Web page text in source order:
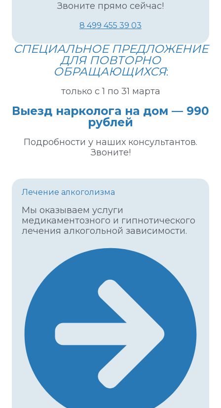
Звоните прямо сейчас!
8 499 455 39 03
СПЕЦИАЛЬНОЕ ПРЕДЛОЖЕНИЕ
ДЛЯ ПОВТОРНО
ОБРАЩАЮЩИХСЯ:
только с 1 по 31 марта
Выезд нарколога на дом — 990
рублей
Подробности у наших консультантов.
Звоните!
Лечение алкоголизма
Мы оказываем услуги
медикаментозного и гипнотического
лечения алкогольной зависимости.